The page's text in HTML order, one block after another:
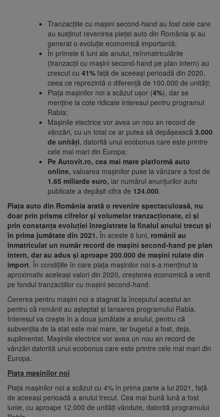
Tranzacțiile cu mașini second-hand au fost cele care
au susținut revenirea pieței auto din România și au
generat o evoluție economică importantă;
În primele 6 luni ale anului, reînmatriculările
(tranzacții cu mașini second-hand pe plan intern) au
crescut cu 41% față de aceeași perioadă din 2020,
ceea ce reprezintă o diferență de 100.000 de unități;
Piața mașinilor noi a scăzut ușor (4%), dar se
menține la cote ridicate interesul pentru programul
Rabla;
Mașinile electrice vor avea un nou an record de
vânzări, cu un total ce ar putea să depășească 3.000
de unități, datorită unui ecobonus care este printre
cele mai mari din Europa;
Pe Autovit.ro, cea mai mare platformă auto
online, valoarea mașinilor puse la vânzare a fost de
1.65 miliarde euro, iar numărul anunțurilor auto
publicate a depășit cifra de 124.000.
Piața auto din România arată o revenire spectaculoasă, nu
doar prin prisma cifrelor și volumelor tranzacționate, ci și
prin constanța evoluției înregistrate la finalul anului trecut și
în prima jumătate din 2021. În aceste 6 luni, românii au
înmatriculat un număr record de mașini second-hand pe plan
intern, dar au adus și aproape 200.000 de mașini rulate din
import. În condițiile în care piața mașinilor noi s-a menținut la
aproximativ aceleași valori din 2020, creșterea economică a venit
pe fondul tranzacțiilor cu mașini second-hand.
Cererea pentru mașini noi a stagnat la începutul acestui an
pentru că românii au așteptat și lansarea programului Rabla.
Interesul va crește în a doua jumătate a anului, pentru că
subvențiia de la stat este mai mare, iar bugetul a fost, deja,
suplimentat. Mașinile electrice vor avea un nou an record de
vânzări datorită unui ecobonus care este printre cele mai mari din
Europa.
Piața mașinilor noi
Piața mașinilor noi a scăzut cu 4% în prima parte a lui 2021, față
de aceeași perioadă a anului trecut. Cea mai bună lună a fost
iunie, cu aproape 12.000 de unități vândute, datorită programului